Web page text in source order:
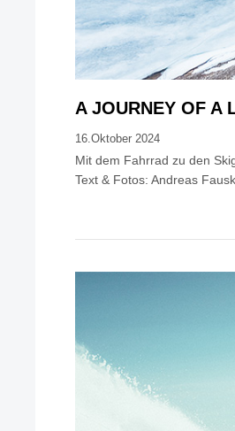
A JOURNEY OF A
16.Oktober 2024
Mit dem Fahrrad zu den
Text & Fotos: Andreas